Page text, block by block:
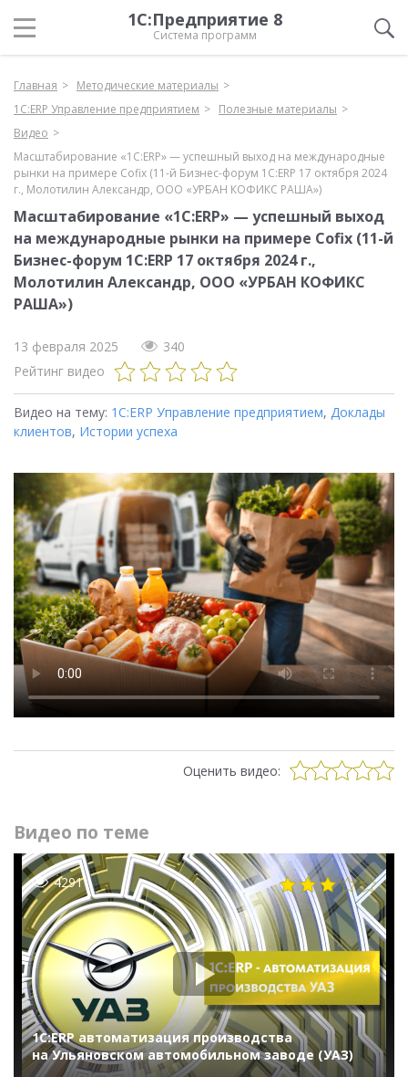
1С:Предприятие 8
Система программ
Главная
Методические материалы
1С:ERP Управление предприятием
Полезные материалы
Видео
Масштабирование «1C:ERP» — успешный выход на международные
рынки на примере Cofix (11-й Бизнес-форум 1С:ERP 17 октября 2024
г., Молотилин Александр, ООО «УРБАН КОФИКС РАША»)
Масштабирование «1C:ERP» — успешный выход
на международные рынки на примере Cofix (11-й
Бизнес-форум 1С:ERP 17 октября 2024 г.,
Молотилин Александр, ООО «УРБАН КОФИКС
РАША»)
13 февраля 2025
340
Рейтинг видео
Видео на тему: 1С:ERP Управление предприятием, Доклады
клиентов, Истории успеха
Оценить видео:
Видео по теме
4291
1С:ERP автоматизация производства
на Ульяновском автомобильном заводе (УАЗ)